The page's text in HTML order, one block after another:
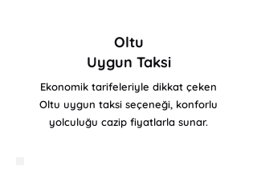
Oltu
Uygun Taksi
Ekonomik tarifeleriyle dikkat çeken
Oltu uygun taksi seçeneği, konforlu
yolculuğu cazip fiyatlarla sunar.